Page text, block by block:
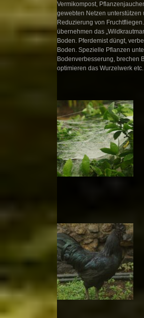
Preis: auf Anfrage
Termin: nach Vereinbarung
Vermikompost,
gewebten Netzen
Reduzierung von
übernehmen das
Boden. Pferdemist düngt,
Boden. Spezielle Pflanzen
Bodenverbesserung, brechen
optimieren das Wurzelwerk etc.